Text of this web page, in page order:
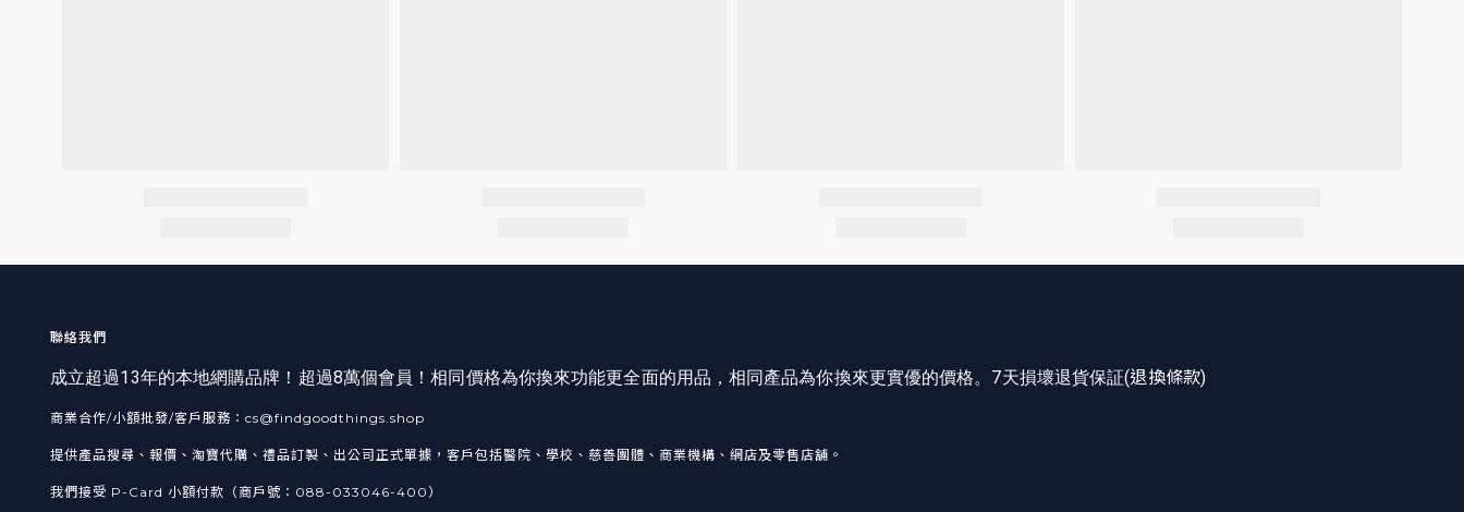
聯絡我們
成立超過13年的本地網購品牌！超過8萬個會員！相同價格為你換來功能更全面的用品，相同產品為你換來更實優的價格。7天損壞退貨保証(退換條款)
商業合作/小額批發/客戶服務：cs@findgoodthings.shop
提供產品搜尋、報價、淘寶代購、禮品訂製、出公司正式單據，客戶包括醫院、學校、慈善團體、商業機構、網店及零售店舖。
我們接受 P-Card 小額付款（商戶號：088-033046-400）